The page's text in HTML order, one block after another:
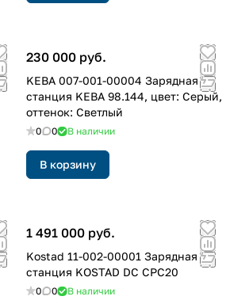
230 000 руб.
KEBA 007-001-00004 Зарядная
станция KEBA 98.144, цвет: Серый,
оттенок: Светлый
0 0 В наличии
В корзину
1 491 000 руб.
Kostad 11-002-00001 Зарядная
станция KOSTAD DC CPC20
0 0 В наличии